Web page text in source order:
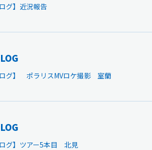
グ】近況報告
ログ】 ポラリスMVロケ撮影 室蘭
ログ】ツアー5本目 北見